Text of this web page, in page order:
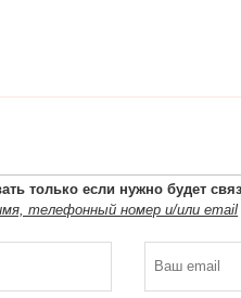
только если нужно будет
телефонный номер и/или email